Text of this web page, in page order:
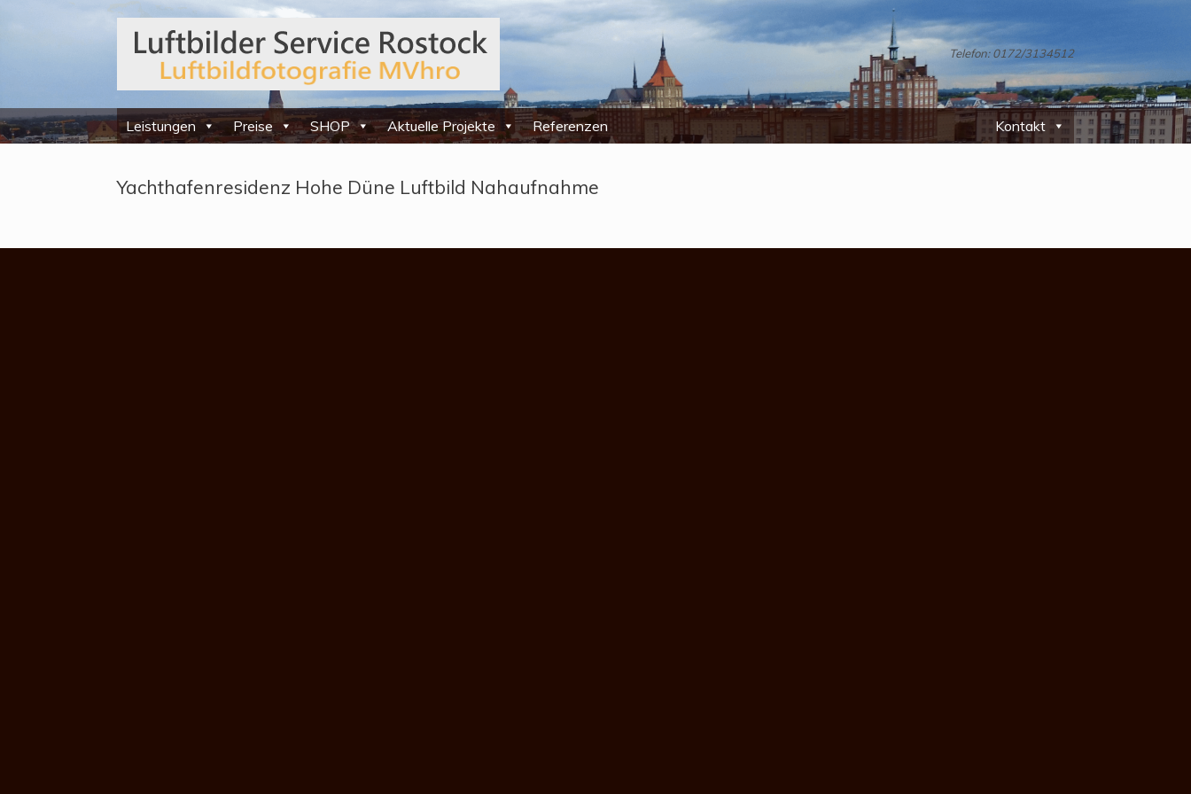
Telefon: 0172/3134512
Leistungen Preise SHOP Aktuelle Projekte Referenzen Kontakt
Yachthafenresidenz Hohe Düne Luftbild Nahaufnahme